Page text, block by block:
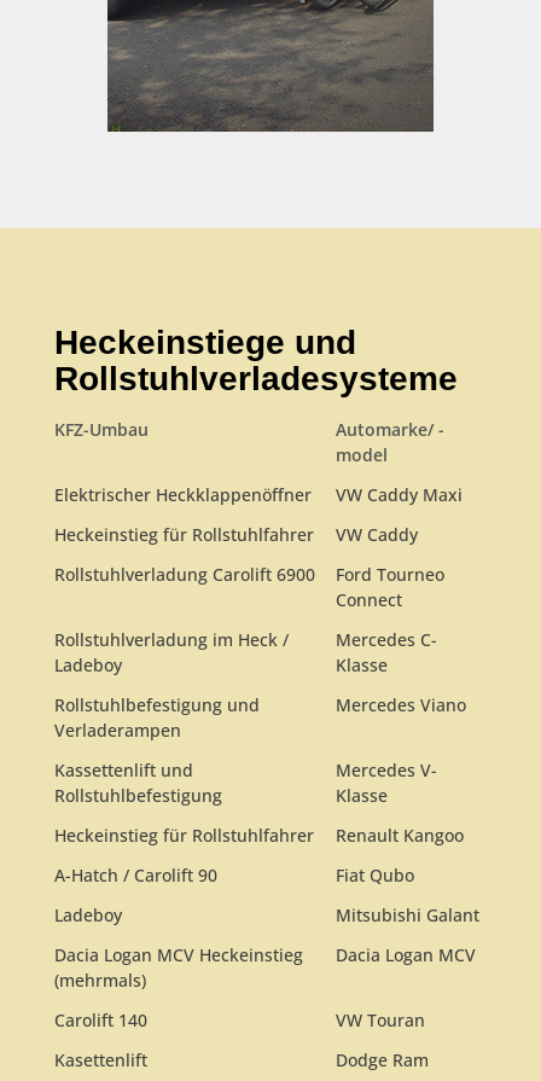
Heckeinstiege und
Rollstuhlverladesysteme
KFZ-Umbau
Automarke/ -
model
Elektrischer Heckklappenöffner
VW Caddy Maxi
Heckeinstieg für Rollstuhlfahrer
VW Caddy
Rollstuhlverladung Carolift 6900
Ford Tourneo
Connect
Rollstuhlverladung im Heck /
Ladeboy
Mercedes C-
Klasse
Rollstuhlbefestigung und
Verladerampen
Mercedes Viano
Kassettenlift und
Rollstuhlbefestigung
Mercedes V-
Klasse
Heckeinstieg für Rollstuhlfahrer
Renault Kangoo
A-Hatch / Carolift 90
Fiat Qubo
Ladeboy
Mitsubishi Galant
Dacia Logan MCV Heckeinstieg
(mehrmals)
Dacia Logan MCV
Carolift 140
VW Touran
Kasettenlift
Dodge Ram